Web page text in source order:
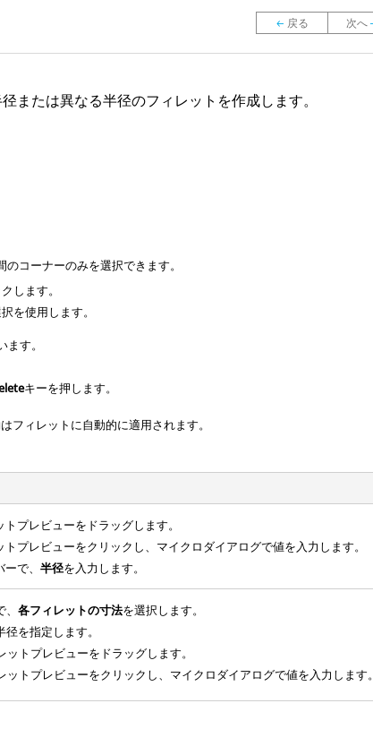
または異なる半径のフィレットを作成します。
コーナーのみを選択できます。
します。
を使用します。
す。
キーを押します。
フィレットに自動的に適用されます。
トプレビューをドラッグします。
トプレビューをクリックし、マイクロダイアログで値を入力します。
ーで、半径を入力します。
、各フィレットの寸法を選択します。
を指定します。
ットプレビューをドラッグします。
ットプレビューをクリックし、マイクロダイアログで値を入力します。